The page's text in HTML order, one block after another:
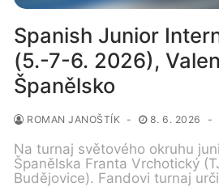
Spanish Junior
(5.-7-6. 2026),
Španělsko
ROMAN JANOŠTÍK - 8. 6. 2026 -
Na turnaj světového okruhu
Španělska Franta Vrchotický
Budějovice). Fandovi turnaj